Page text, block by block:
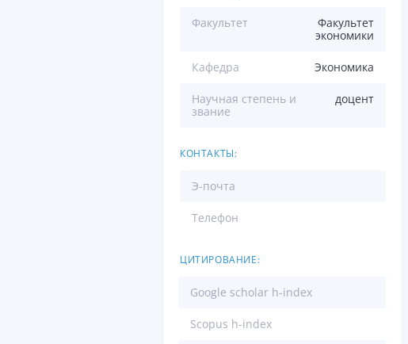
Факультет
Факультет
экономики
Кафедра Экономика
Научная степень и
звание
доцент
КОНТАКТЫ:
Э-почта
Телефон
ЦИТИРОВАНИЕ:
Google scholar h-index
Scopus h-index